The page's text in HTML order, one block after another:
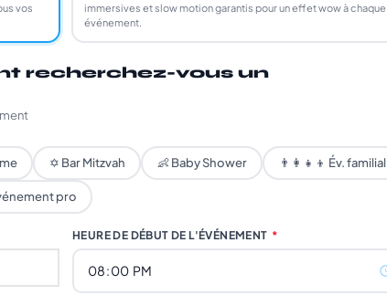
vos
immersives et slow motion garantis pour un effet wow à chaque
événement.
recherchez-vous un
✡ Bar Mitzvah 👶 Baby Shower 👨‍👩‍👧‍👦 Év. familial
pro
HEURE DE DÉBUT DE L'ÉVÉNEMENT *